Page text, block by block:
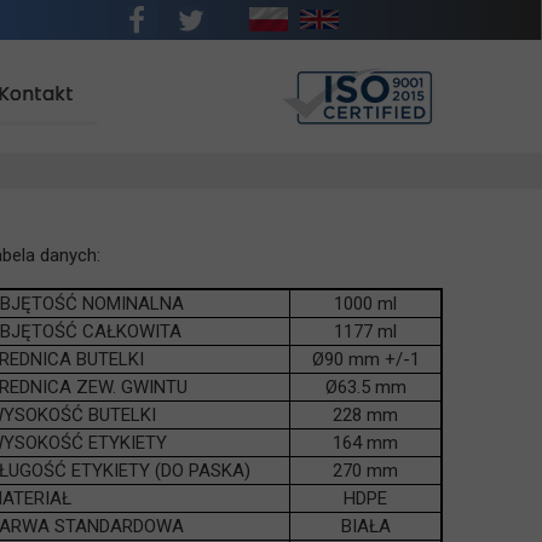
Kontakt
danych:
NOMINALNA
1000 ml
CAŁKOWITA
1177 ml
BUTELKI
Ø90 mm +/-1
ZEW. GWINTU
Ø63.5 mm
BUTELKI
228 mm
ETYKIETY
164 mm
ETYKIETY (DO PASKA)
270 mm
HDPE
STANDARDOWA
BIAŁA